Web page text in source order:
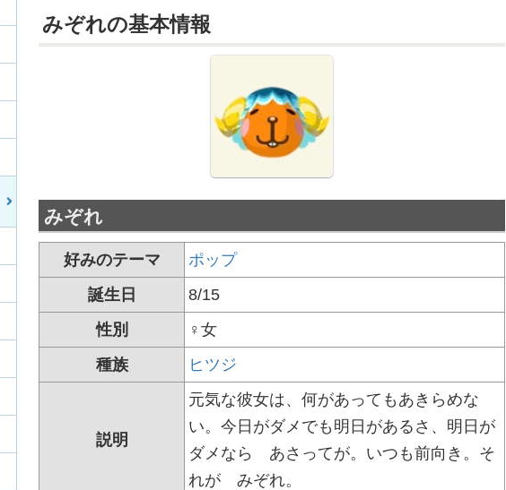
みぞれの基本情報
みぞれ
好みのテーマ
ポップ
誕生日
8/15
性別
♀女
種族
ヒツジ
説明
元気な彼女は、何があってもあきらめな
い。今日がダメでも明日があるさ、明日が
ダメなら あさってが。いつも前向き。そ
れが みぞれ。